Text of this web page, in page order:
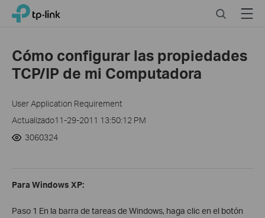
Click
navigation
bar
TP-Link, Reliably Smart SearchMenu
Cómo configurar las propiedades
TCP/IP de mi Computadora
User Application Requirement
Actualizado11-29-2011 13:50:12 PM
3060324
Para Windows XP:
Paso 1 En la barra de tareas de Windows, haga clic en el botón